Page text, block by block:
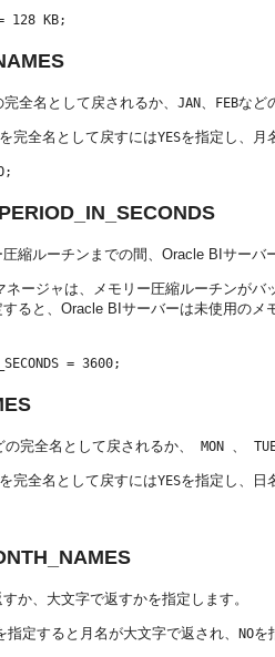
= 128 KB;
完全名として戻されるか、 JAN、 FEBなど
完全名として戻すにはYESを指定し、月
縮ルーチンまでの間、 Oracle BIサーバ
ネージャは、メモリー圧縮ルーチンが
ると、 Oracle BIサーバーは未使用のメ
= 3600;
の完全名として戻されるか、 MON 、
完全名として戻すにはYESを指定し、日
か、大文字で返すかを指定します。
指定すると月名が大文字で返され、 NOを